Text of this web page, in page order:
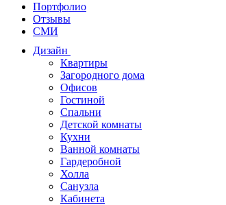
Портфолио
Отзывы
СМИ
Дизайн
Квартиры
Загородного дома
Офисов
Гостиной
Спальни
Детской комнаты
Кухни
Ванной комнаты
Гардеробной
Холла
Санузла
Кабинета